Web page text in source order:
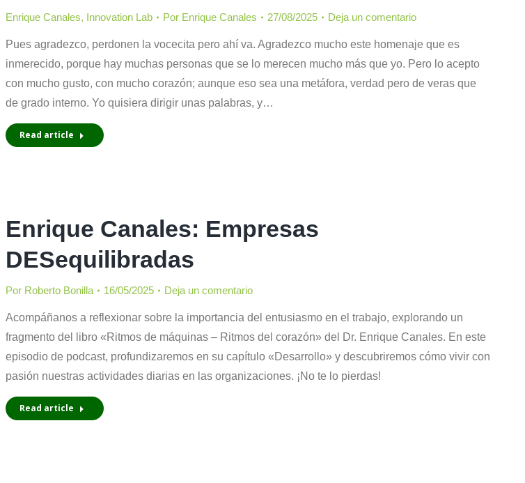
Enrique Canales, Innovation Lab Por Enrique Canales 27/08/2025 Deja un comentario
Pues agradezco, perdonen la vocecita pero ahí va. Agradezco mucho este homenaje que es
inmerecido, porque hay muchas personas que se lo merecen mucho más que yo. Pero lo acepto
con mucho gusto, con mucho corazón; aunque eso sea una metáfora, verdad pero de veras que
de grado interno. Yo quisiera dirigir unas palabras, y…
Read article
Enrique Canales: Empresas
DESequilibradas
Por Roberto Bonilla 16/05/2025 Deja un comentario
Acompáñanos a reflexionar sobre la importancia del entusiasmo en el trabajo, explorando un
fragmento del libro «Ritmos de máquinas – Ritmos del corazón» del Dr. Enrique Canales. En este
episodio de podcast, profundizaremos en su capítulo «Desarrollo» y descubriremos cómo vivir con
pasión nuestras actividades diarias en las organizaciones. ¡No te lo pierdas!
Read article